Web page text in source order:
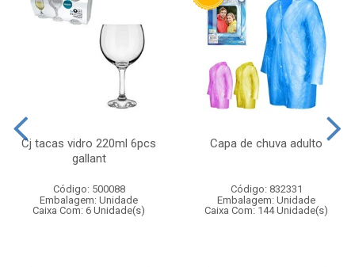
Cj tacas vidro 220ml 6pcs
gallant
Código: 500088
Embalagem: Unidade
Caixa Com: 6 Unidade(s)
Capa de chuva adulto
Código: 832331
Embalagem: Unidade
Caixa Com: 144 Unidade(s)